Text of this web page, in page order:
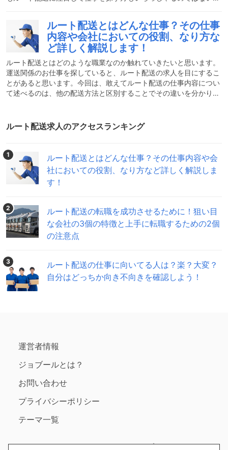
ルート配送求人のアクセスランキング
1
ルート配送とはどんな仕事？その仕事内容や会
社においての役割、なり方など詳しく解説しま
す！
2
ルート配送の転職を成功させるために！狙い目
な会社の3個の特徴と上手に転職するための2個
の注意点
3
ルート配送の仕事に向いてる人は？楽？大変？
自分はどっちか向き不向きを確認しよう！
ばともかく、今まで経験したことがない方にとっては自分に向いて
いるのだろうか？という不安があるでしょう。もちろん実際にやっ
てみなければその仕事の良いところや悪いところはなかなか見えて
きませんが、事前にリサーチしておくと、いざやってみてから「こ
んな筈ではなかった」という事態をある程度回避できるかもしれま
ルート配送とはどんな仕事？その仕事
内容や会社においての役割、なり方な
ど詳しく解説します！
ルート配送とはどのような職業なのか触れていきたいと思います。
運送関係のお仕事を探していると、ルート配送の求人を目にするこ
とがあると思います。今回は、敢えてルート配送の仕事内容につい
て述べるのは、他の配送方法と区別することでその違いを分かりや
じめに、ルート配送とはどういったものか説明します。ルート配送
が通常の配達業務と大きく異なる点は、荷物のお届け先と商品が最
トショップで買い物をした場合には、あなたの自宅までヤマト
運営者情報
ジョブールとは？
お問い合わせ
プライバシーポリシー
テーマ一覧
Copyright ©2020 ジョブール